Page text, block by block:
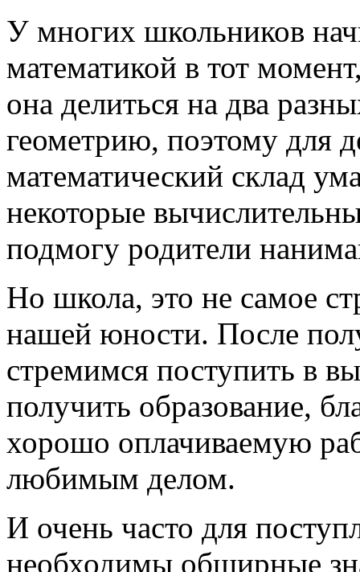
У многих школьников
математикой в тот
она делиться на два
геометрию, поэтому для
математический склад
некоторые
подмогу родители
Но школа, это не самое
нашей юности. После
стремимся поступить в
получить образование,
хорошо оплачиваемую
любимым делом.
И очень часто для
необходимы обширные